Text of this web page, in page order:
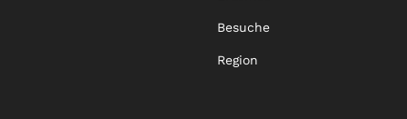
Besuche
Region